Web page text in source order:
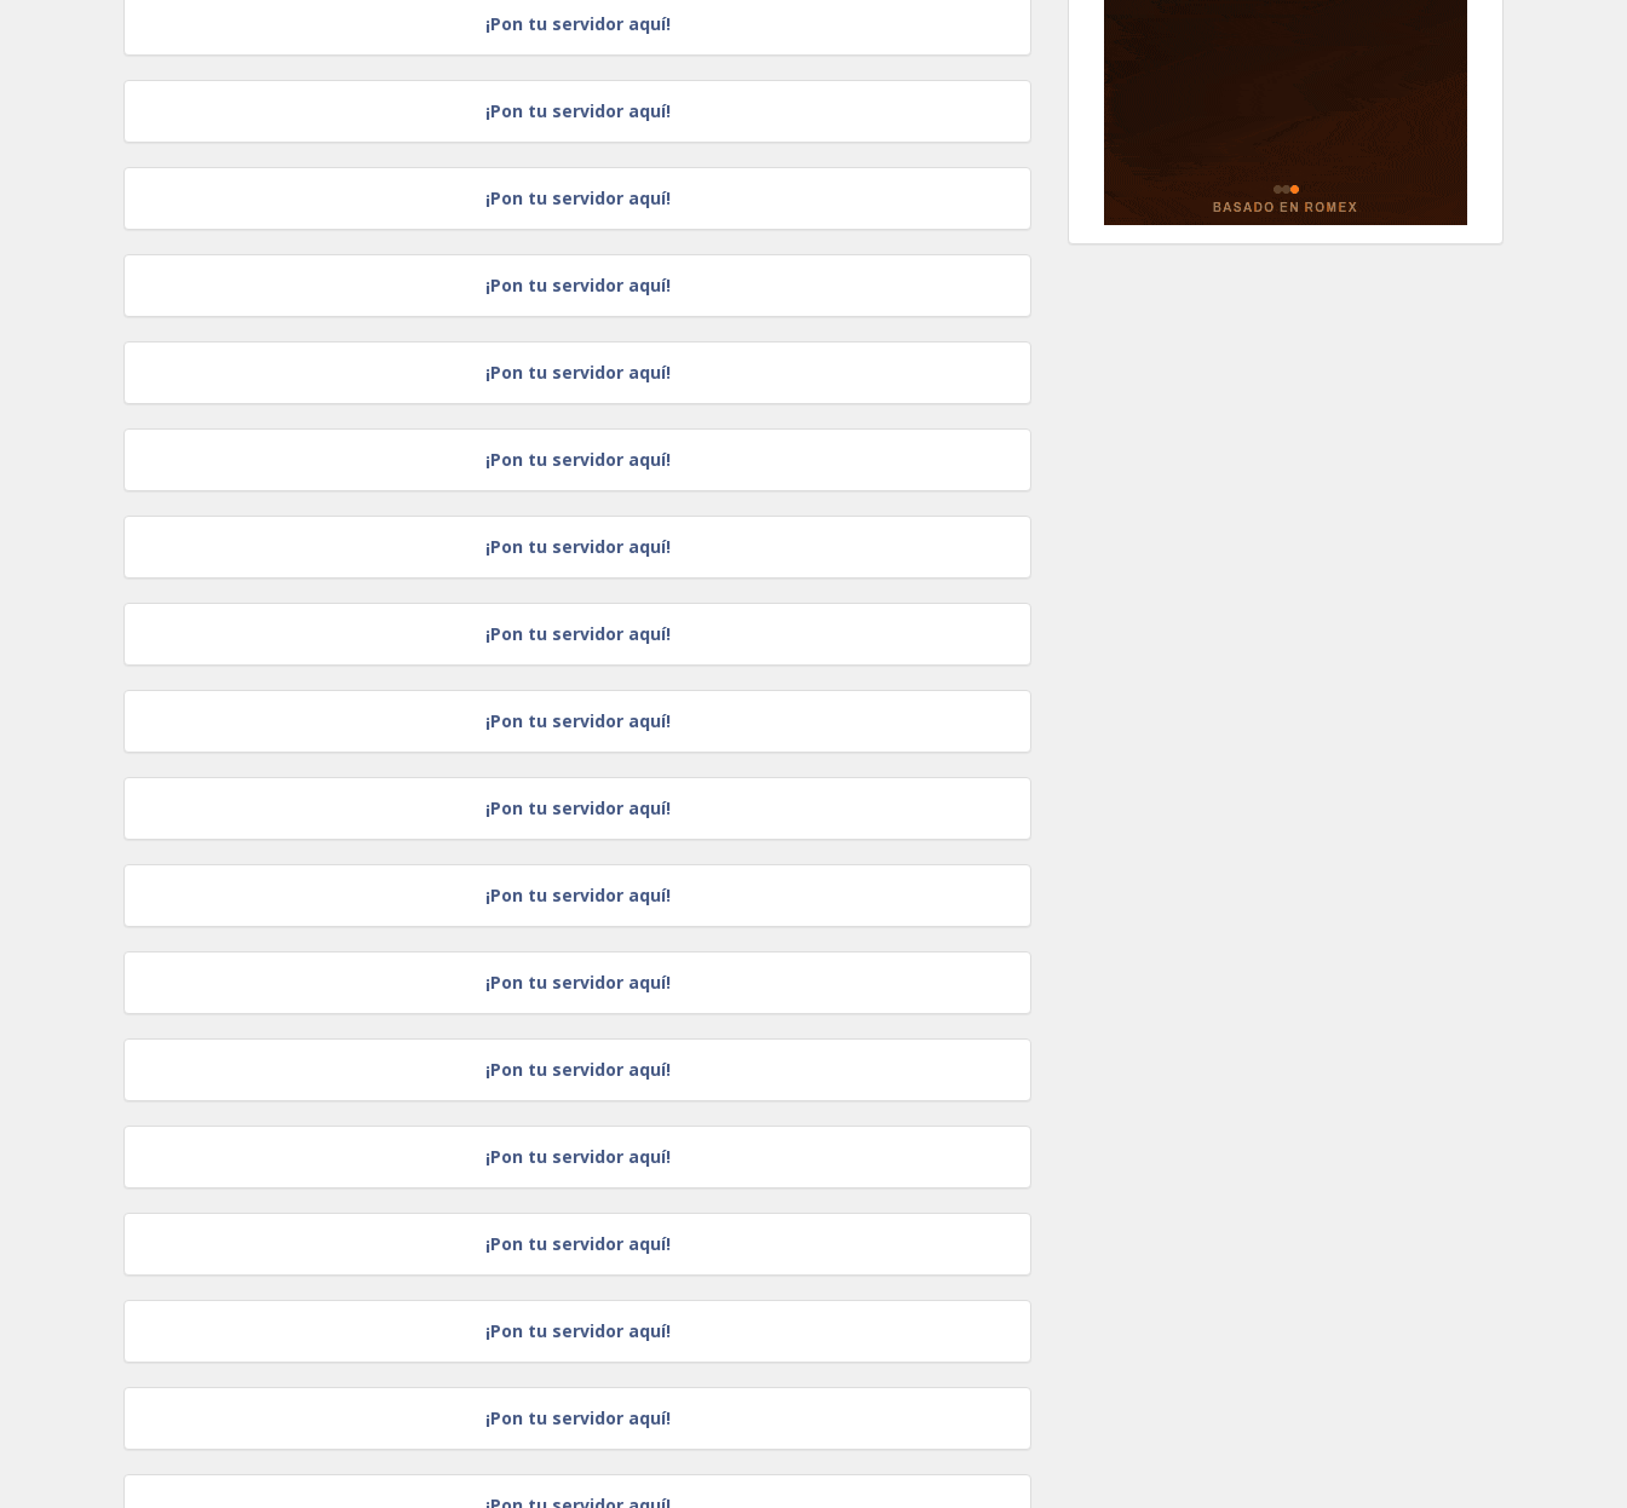
¡Pon tu servidor aquí!
¡Pon tu servidor aquí!
¡Pon tu servidor aquí!
¡Pon tu servidor aquí!
¡Pon tu servidor aquí!
¡Pon tu servidor aquí!
¡Pon tu servidor aquí!
¡Pon tu servidor aquí!
¡Pon tu servidor aquí!
¡Pon tu servidor aquí!
¡Pon tu servidor aquí!
¡Pon tu servidor aquí!
¡Pon tu servidor aquí!
¡Pon tu servidor aquí!
¡Pon tu servidor aquí!
¡Pon tu servidor aquí!
¡Pon tu servidor aquí!